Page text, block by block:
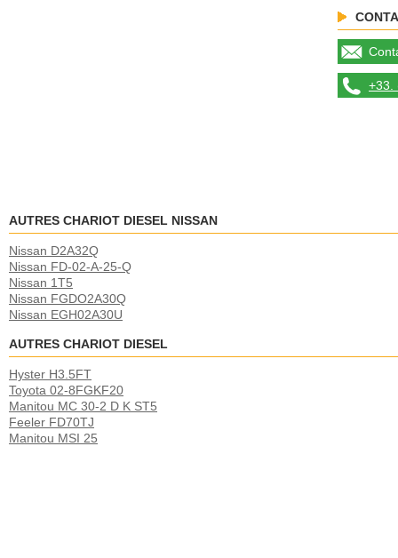
+33.
AUTRES CHARIOT DIESEL NISSAN
Nissan D2A32Q
Nissan FD-02-A-25-Q
Nissan 1T5
Nissan FGDO2A30Q
Nissan EGH02A30U
AUTRES CHARIOT DIESEL
Hyster H3.5FT
Toyota 02-8FGKF20
Manitou MC 30-2 D K ST5
Feeler FD70TJ
Manitou MSI 25